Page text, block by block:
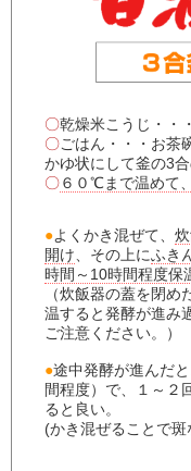
〇乾燥米こうじ・・
〇ごはん・・・お茶
かゆ状にして釜の3
〇６０℃まで温めて
●よくかき混ぜて、
開け 、その上にふき
時間～10時間程度保
（炊飯器の蓋を閉め
温すると発酵が進み
ご注意ください。）
●途中発酵が進んだ
間程度）で、１～２
ると良い。
(かき混ぜることで